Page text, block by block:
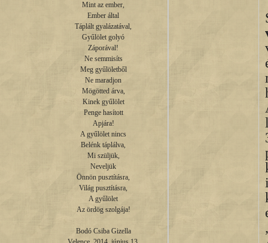
Mint az ember,
Ember által
Táplált gyalázatával,
Gyűlölet golyó
Záporával!
Ne semmisíts
Meg gyűlöletből
Ne maradjon
Mögötted árva,
Kinek gyűlölet
Penge hasított
Apjára!
A gyűlölet nincs
Belénk táplálva,
Mi szüljük,
Neveljük
Önnön pusztításra,
Világ pusztításra,
A gyűlölet
Az ördög szolgája!
Bodó Csiba Gizella